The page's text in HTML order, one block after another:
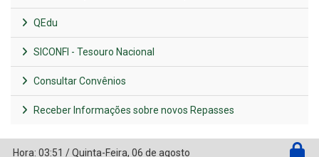
QEdu
SICONFI - Tesouro Nacional
Consultar Convênios
Receber Informações sobre novos Repasses
Hora: 03:51 /Quinta-Feira, 06 de agosto